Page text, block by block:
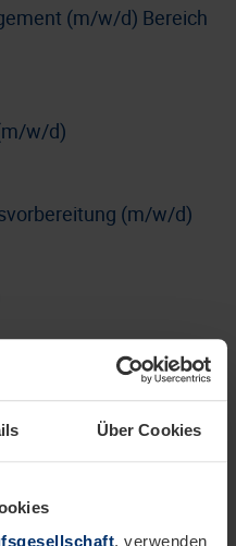
Über Cookies
, verwenden
(m/w/d) Bereich
w/d)
(m/w/d)
und HR-Marketing